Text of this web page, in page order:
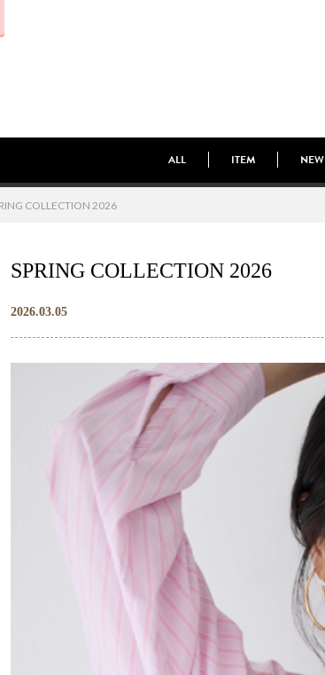
ALL ITEM NEW
COLLECTION 2026
SPRING COLLECTION 2026
2026.03.05